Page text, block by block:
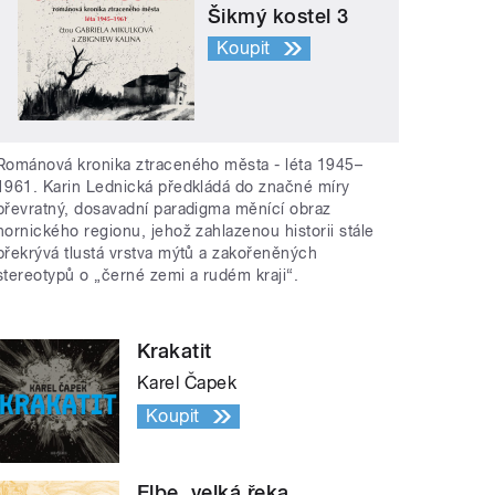
Šikmý kostel 3
Koupit
kronika ztraceného města - léta 1945–
Karin Lednická předkládá do značné míry
dosavadní paradigma měnící obraz
regionu, jehož zahlazenou historii stále
tlustá vrstva mýtů a zakořeněných
o „černé zemi a rudém kraji“.
Krakatit
Karel Čapek
Koupit